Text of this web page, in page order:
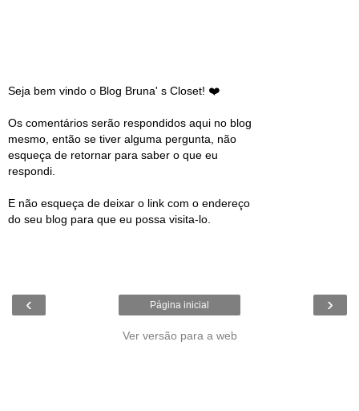
Seja bem vindo o Blog Bruna' s Closet! ❤️
Os comentários serão respondidos aqui no blog
mesmo, então se tiver alguma pergunta, não
esqueça de retornar para saber o que eu
respondi.
E não esqueça de deixar o link com o endereço
do seu blog para que eu possa visita-lo.
‹ ›
Página inicial
Ver versão para a web